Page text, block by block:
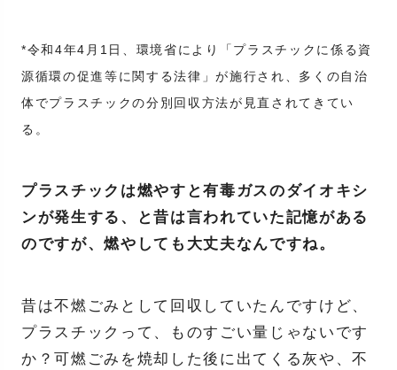
*令和4年4月1日、環境省により「プラスチックに係る資
源循環の促進等に関する法律」が施行され、多くの自治
体でプラスチックの分別回収方法が見直されてきてい
る。
プラスチックは燃やすと有毒ガスのダイオキシ
ンが発生する、と昔は言われていた記憶がある
のですが、燃やしても大丈夫なんですね。
昔は不燃ごみとして回収していたんですけど、
プラスチックって、ものすごい量じゃないです
か？可燃ごみを焼却した後に出てくる灰や、不